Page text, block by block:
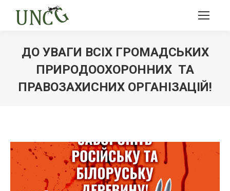
ДО УВАГИ ВСІХ ГРОМАДСЬКИХ
ПРИРОДООХОРОННИХ ТА
ПРАВОЗАХИСНИХ ОРГАНІЗАЦІЙ!